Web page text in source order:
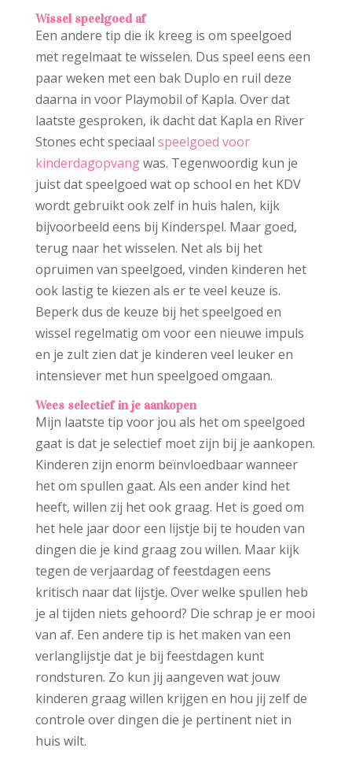
Wissel speelgoed af
Een andere tip die ik kreeg is om speelgoed
met regelmaat te wisselen. Dus speel eens een
paar weken met een bak Duplo en ruil deze
daarna in voor Playmobil of Kapla. Over dat
laatste gesproken, ik dacht dat Kapla en River
Stones echt speciaal speelgoed voor
kinderdagopvangwas. Tegenwoordig kun je
juist dat speelgoed wat op school en het KDV
wordt gebruikt ook zelf in huis halen, kijk
bijvoorbeeld eens bij Kinderspel. Maar goed,
terug naar het wisselen. Net als bij het
opruimen van speelgoed, vinden kinderen het
ook lastig te kiezen als er te veel keuze is.
Beperk dus de keuze bij het speelgoed en
wissel regelmatig om voor een nieuwe impuls
en je zult zien dat je kinderen veel leuker en
intensiever met hun speelgoed omgaan.
Wees selectief in je aankopen
Mijn laatste tip voor jou als het om speelgoed
gaat is dat je selectief moet zijn bij je aankopen.
Kinderen zijn enorm beïnvloedbaar wanneer
het om spullen gaat. Als een ander kind het
heeft, willen zij het ook graag. Het is goed om
het hele jaar door een lijstje bij te houden van
dingen die je kind graag zou willen. Maar kijk
tegen de verjaardag of feestdagen eens
kritisch naar dat lijstje. Over welke spullen heb
je al tijden niets gehoord? Die schrap je er mooi
van af. Een andere tip is het maken van een
verlanglijstje dat je bij feestdagen kunt
rondsturen. Zo kun jij aangeven wat jouw
kinderen graag willen krijgen en hou jij zelf de
controle over dingen die je pertinent niet in
huis wilt.